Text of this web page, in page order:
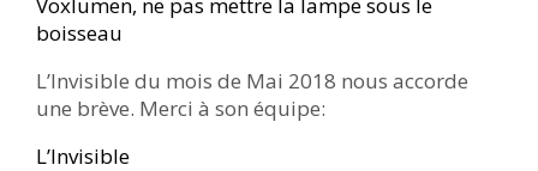
boisseau
L’Invisible du mois de Mai 2018 nous accorde
une brève. Merci à son équipe:
L’Invisible